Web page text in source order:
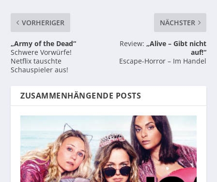
VORHERIGER
„Army of the Dead“
Schwere Vorwürfe!
Netflix tauschte
Schauspieler aus!
NÄCHSTER
Review: „Alive – Gibt nicht
auf!“
Escape-Horror – Im Handel
ZUSAMMENHÄNGENDE POSTS